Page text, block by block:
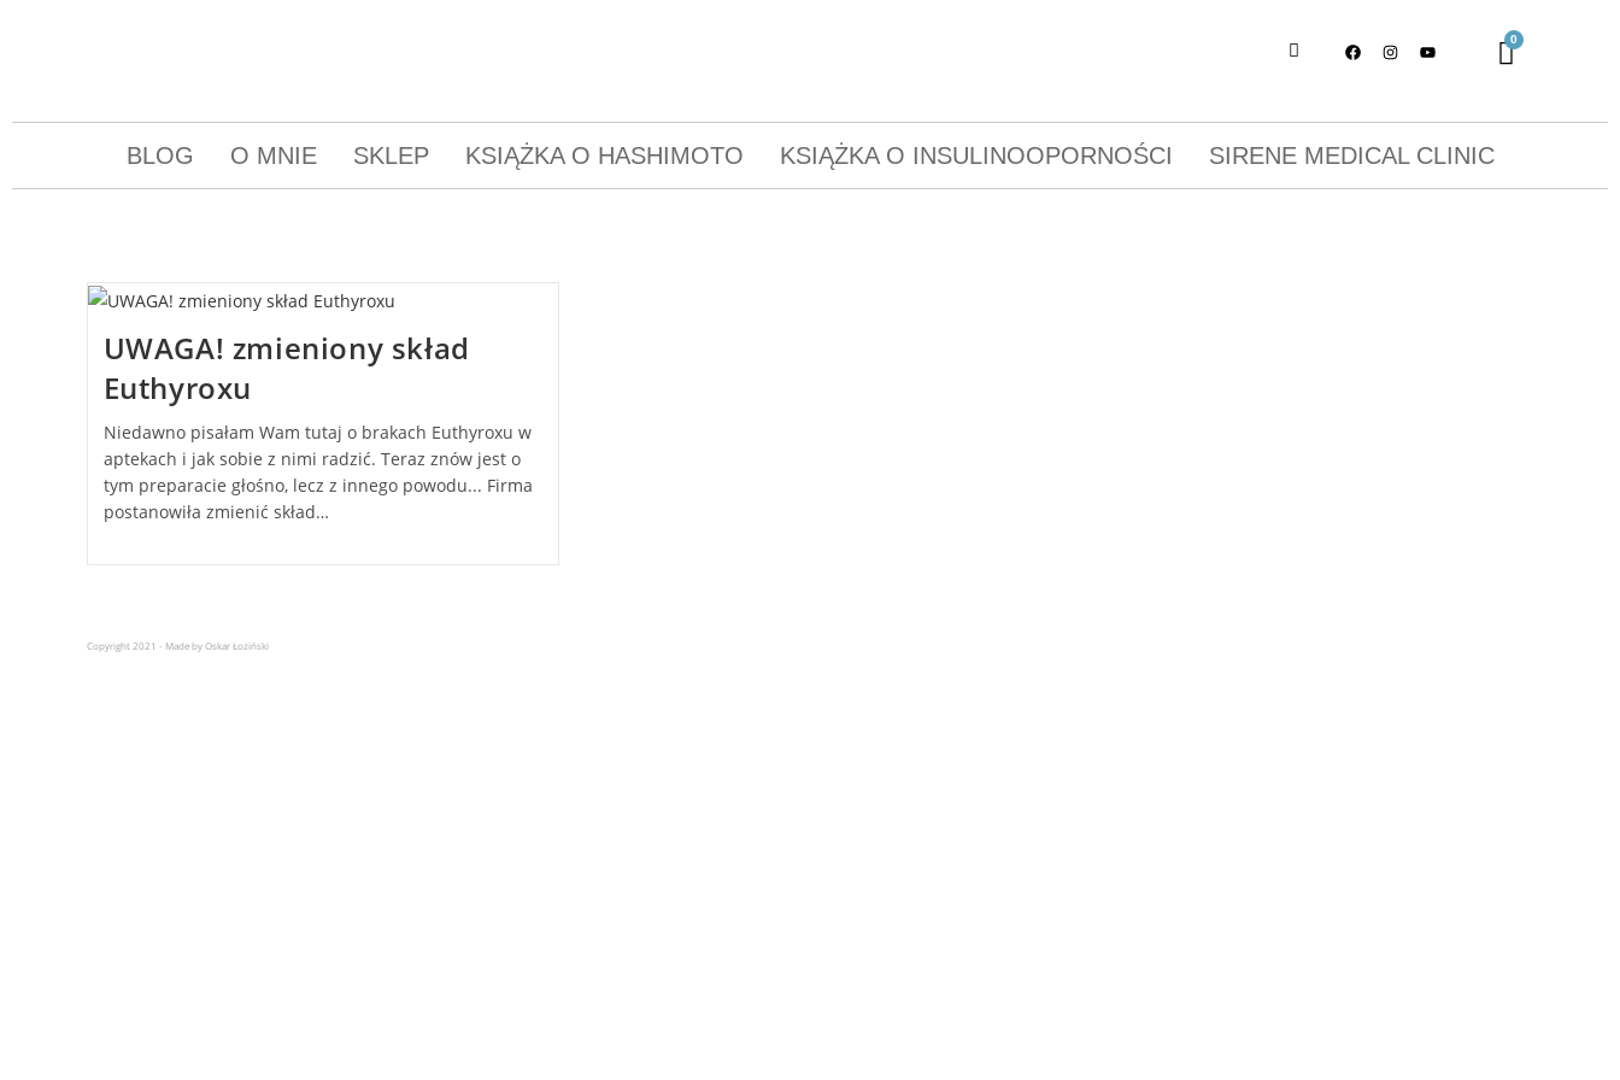
BLOG O MNIE SKLEP KSIĄŻKA O HASHIMOTO KSIĄŻKA O INSULINOOPORNOŚCI SIRENE MEDICAL CLINIC
UWAGA! zmieniony skład
Euthyroxu
Niedawno pisałam Wam tutaj o brakach Euthyroxu w
aptekach i jak sobie z nimi radzić. Teraz znów jest o
tym preparacie głośno, lecz z innego powodu... Firma
postanowiła zmienić skład…
Copyright 2021 - Made by Oskar Łoziński